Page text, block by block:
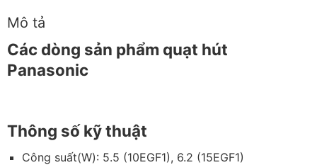
Mô tả
Các dòng sản phẩm quạt hút
Panasonic
Thông số kỹ thuật
Công suất(W): 5.5 (10EGF1), 6.2 (15EGF1)